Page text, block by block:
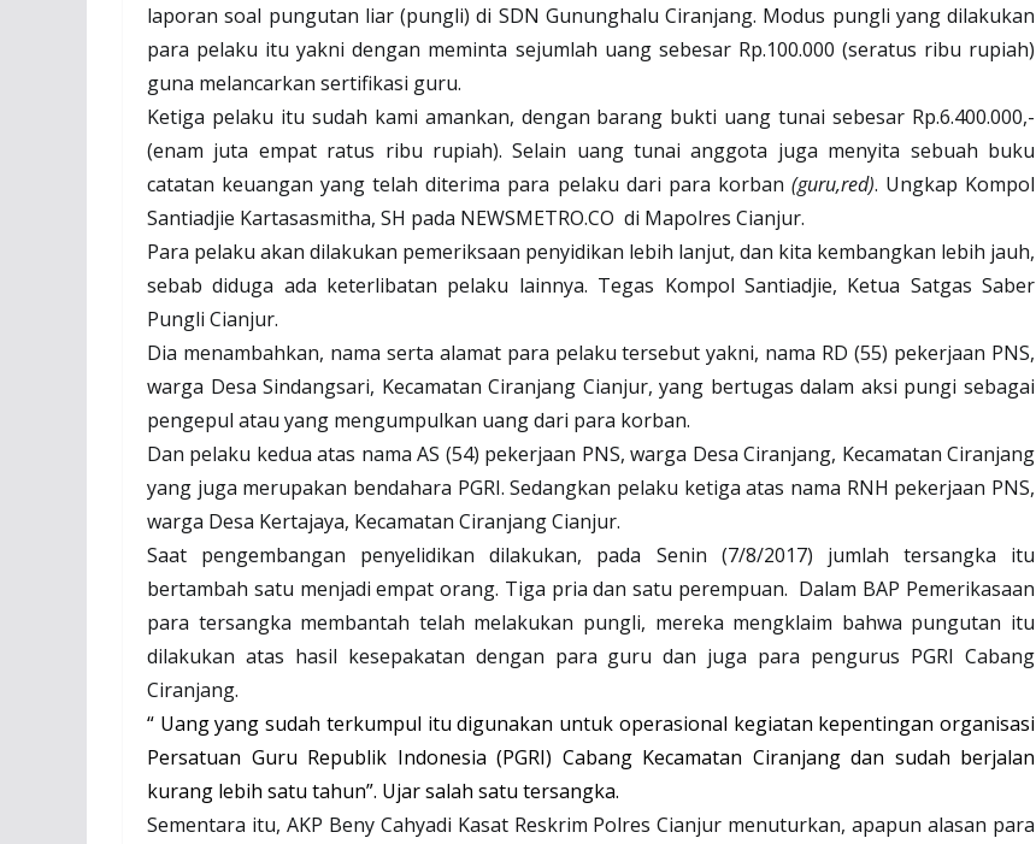
laporan soal pungutan liar (pungli) di SDN Gununghalu Ciranjang. Modus pungli yang dilakukan
para pelaku itu yakni dengan meminta sejumlah uang sebesar Rp.100.000 (seratus ribu rupiah)
guna melancarkan sertifikasi guru.
Ketiga pelaku itu sudah kami amankan, dengan barang bukti uang tunai sebesar Rp.6.400.000,-
(enam juta empat ratus ribu rupiah). Selain uang tunai anggota juga menyita sebuah buku
catatan keuangan yang telah diterima para pelaku dari para korban (guru,red). Ungkap Kompol
Santiadjie Kartasasmitha, SH pada NEWSMETRO.CO di Mapolres Cianjur.
Para pelaku akan dilakukan pemeriksaan penyidikan lebih lanjut, dan kita kembangkan lebih jauh,
sebab diduga ada keterlibatan pelaku lainnya. Tegas Kompol Santiadjie, Ketua Satgas Saber
Pungli Cianjur.
Dia menambahkan, nama serta alamat para pelaku tersebut yakni, nama RD (55) pekerjaan PNS,
warga Desa Sindangsari, Kecamatan Ciranjang Cianjur, yang bertugas dalam aksi pungi sebagai
pengepul atau yang mengumpulkan uang dari para korban.
Dan pelaku kedua atas nama AS (54) pekerjaan PNS, warga Desa Ciranjang, Kecamatan Ciranjang
yang juga merupakan bendahara PGRI. Sedangkan pelaku ketiga atas nama RNH pekerjaan PNS,
warga Desa Kertajaya, Kecamatan Ciranjang Cianjur.
Saat pengembangan penyelidikan dilakukan, pada Senin (7/8/2017) jumlah tersangka itu
bertambah satu menjadi empat orang. Tiga pria dan satu perempuan. Dalam BAP Pemerikasaan
para tersangka membantah telah melakukan pungli, mereka mengklaim bahwa pungutan itu
dilakukan atas hasil kesepakatan dengan para guru dan juga para pengurus PGRI Cabang
Ciranjang.
“ Uang yang sudah terkumpul itu digunakan untuk operasional kegiatan kepentingan organisasi
Persatuan Guru Republik Indonesia (PGRI) Cabang Kecamatan Ciranjang dan sudah berjalan
kurang lebih satu tahun”. Ujar salah satu tersangka.
Sementara itu, AKP Beny Cahyadi Kasat Reskrim Polres Cianjur menuturkan, apapun alasan para